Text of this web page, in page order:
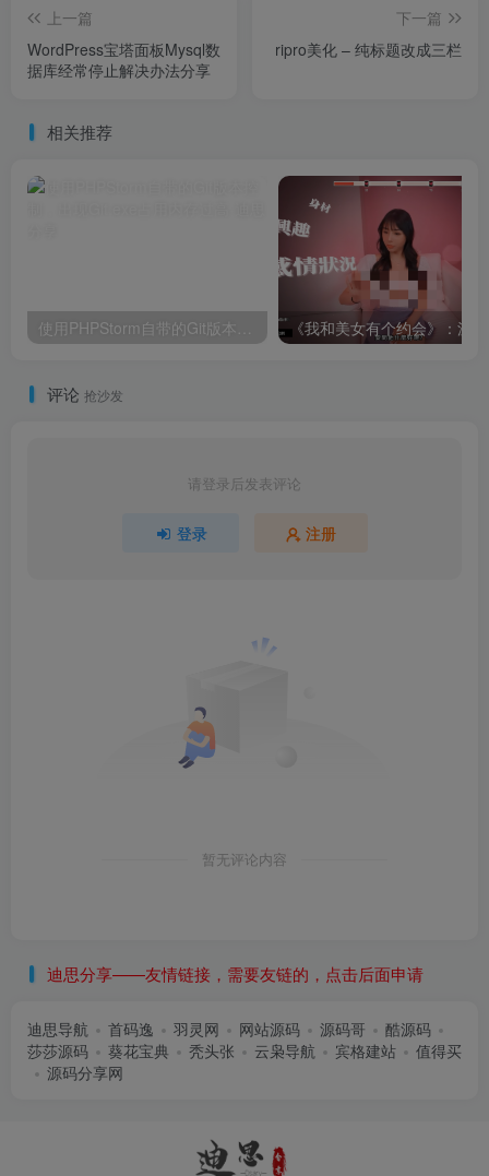
上一篇
WordPress宝塔面板Mysql数
据库经常停止解决办法分享
下一篇
ripro美化 – 纯标题改成三栏
相关推荐
使用PHPStorm自带的Git版本控制，出现Git.exe占用内存过高
评论 抢沙发
请登录后发表评论
登录 注册
暂无评论内容
迪思分享——友情链接，需要友链的，点击后面申请
迪思导航 首码逸 羽灵网 网站源码 源码哥
酷源码
莎莎源码
葵花宝典 秃头张 云枭导航 宾格建站
值得买
源码分享网